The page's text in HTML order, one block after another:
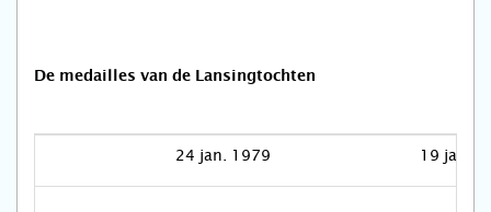
De medailles van de Lansingtochten
24 jan. 1979 19 jan.